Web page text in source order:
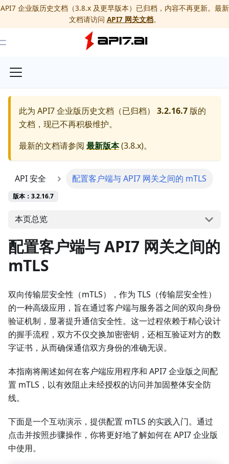
API7 企业版历史文档（3.8.x 及更早版本）已归档，内容不再更新。最新
文档请访问 API7 网关文档。
Toggle Menu
此为 API7 企业版历史文档（已归档） 3.2.16.7 版的
文档，现已不再积极维护。
最新的文档请参阅 最新版本(3.8.x)。
API 安全 配置客户端与 API7 网关之间的 mTLS
版本：3.2.16.7
本页总览
配置客户端与 API7 网关之间的
mTLS
双向传输层安全性（mTLS），作为 TLS（传输层安全性）
的一种高级应用，旨在通过客户端与服务器之间的双向身份
验证机制，显著提升通信安全性。这一过程依赖于精心设计
的握手流程，双方不仅交换加密密钥，还相互验证对方的数
字证书，从而确保通信双方身份的准确无误。
本指南将阐述如何在客户端应用程序和 API7 企业版之间配
置 mTLS，以有效阻止未经授权的访问并加固整体安全防
线。
下面是一个互动演示，提供配置 mTLS 的实践入门。通过
点击并按照步骤操作，你将更好地了解如何在 API7 企业版
中使用。